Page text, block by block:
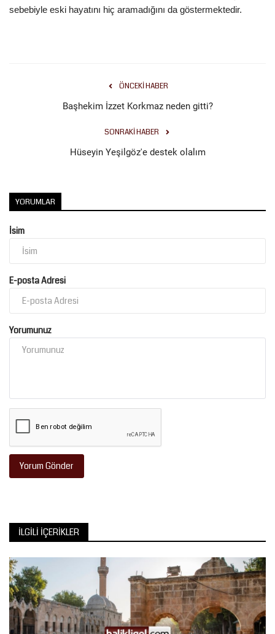
sebebiyle eski hayatını hiç aramadığını da göstermektedir.
ÖNCEKI HABER
Başhekim İzzet Korkmaz neden gitti?
SONRAKI HABER
Hüseyin Yeşilgöz'e destek olalım
YORUMLAR
İsim
E-posta Adresi
Yorumunuz
Yorum Gönder
İLGILI İÇERIKLER